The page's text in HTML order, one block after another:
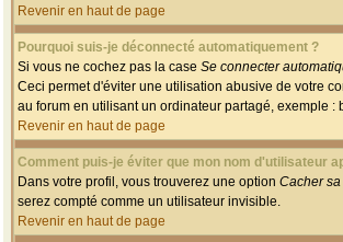
Revenir en haut de page
Pourquoi suis-je déconnecté automatiquement ?
Si vous ne cochez pas la case Se connecter
Ceci permet d'éviter une utilisation abusive de votre
au forum en utilisant un ordinateur partagé, exemple :
Revenir en haut de page
Comment puis-je éviter que mon nom d'utilisateur
Dans votre profil, vous trouverez une option Cacher
serez compté comme un utilisateur invisible.
Revenir en haut de page